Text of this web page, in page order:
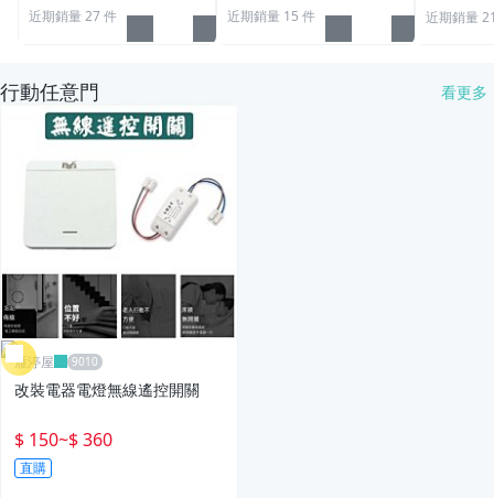
近期銷量 27 件 近期銷量 15 件 近期銷量
行動任意門 看更多
雁渟屋
改裝電器電燈無線遙控開關
$ 150~$ 360
直購